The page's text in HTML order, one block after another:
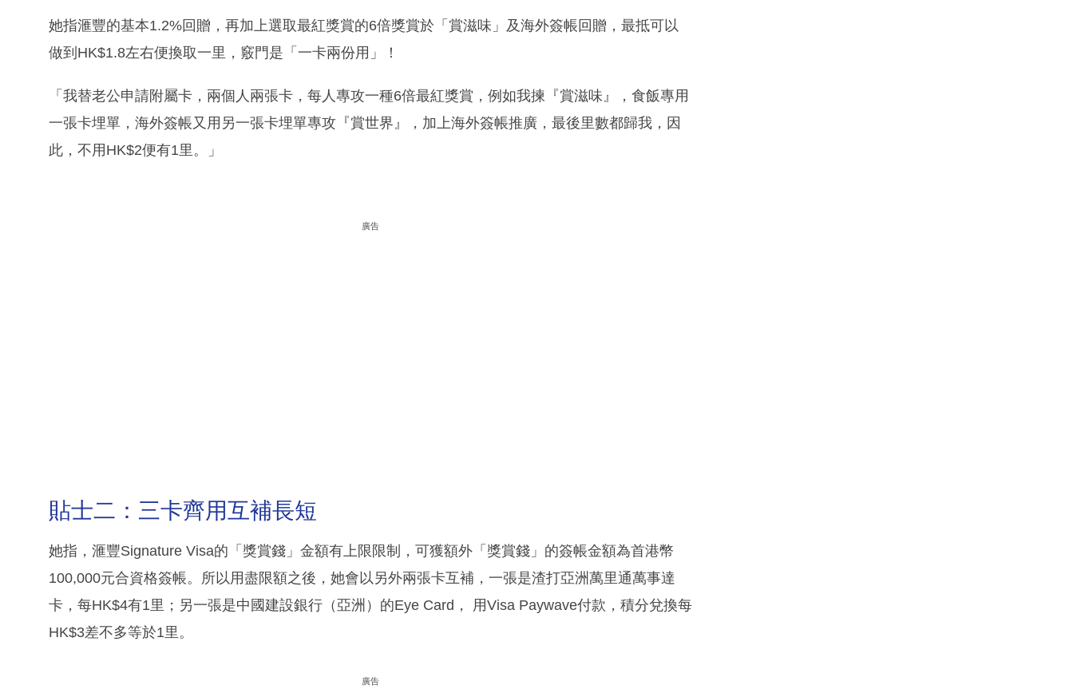
她指滙豐的基本1.2%回贈，再加上選取最紅獎賞的6倍獎賞於「賞滋味」及海外簽帳回贈，最抵可以
做到HK$1.8左右便換取一里，竅門是「一卡兩份用」！
「我替老公申請附屬卡，兩個人兩張卡，每人專攻一種6倍最紅獎賞，例如我揀『賞滋味』，食飯專用
一張卡埋單，海外簽帳又用另一張卡埋單專攻『賞世界』，加上海外簽帳推廣，最後里數都歸我，因
此，不用HK$2便有1里。」
廣告
貼士二：三卡齊用互補長短
她指，滙豐Signature Visa的「獎賞錢」金額有上限限制，可獲額外「獎賞錢」的簽帳金額為首港幣
100,000元合資格簽帳。所以用盡限額之後，她會以另外兩張卡互補，一張是渣打亞洲萬里通萬事達
卡，每HK$4有1里；另一張是中國建設銀行（亞洲）的Eye Card， 用Visa Paywave付款，積分兌換每
HK$3差不多等於1里。
廣告